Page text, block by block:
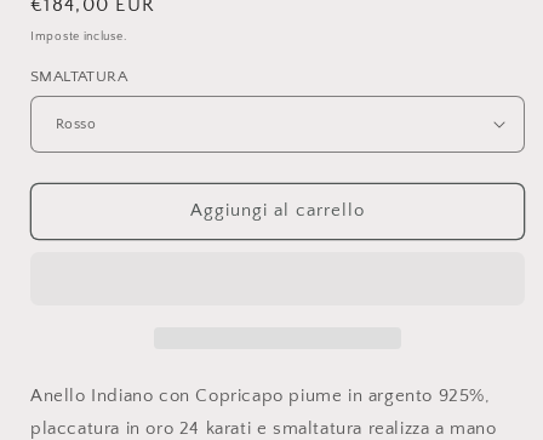
Prezzo
di
€184,00 EUR
Imposte incluse.
SMALTATURA
Aggiungi al carrello
Anello Indiano con Copricapo piume in argento 925%,
placcatura in oro 24 karati e smaltatura realizza a mano